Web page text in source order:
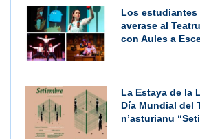
Los estudiantes
averase al
con Aules a
La Estaya de la
Día Mundial del
n’asturianu